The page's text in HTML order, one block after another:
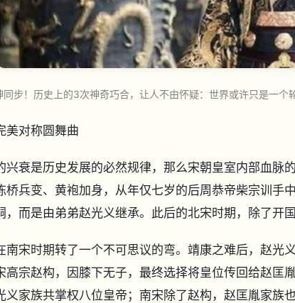
步！历史上的3次神奇巧合，让人不由怀疑：世界或许只是一个
美对称圆舞曲
兴衰是历史发展的必然规律，那么宋朝皇室内部血脉
桥兵变、黄袍加身，从年仅七岁的后周恭帝柴宗训手
，而是由弟弟赵光义继承。此后的北宋时期，除了开
南宋时期转了一个不可思议的弯。靖康之难后，赵光
高宗赵构，因膝下无子，最终选择将皇位传回给赵匡
义家族共掌权八位皇帝；南宋除了赵构，赵匡胤家族